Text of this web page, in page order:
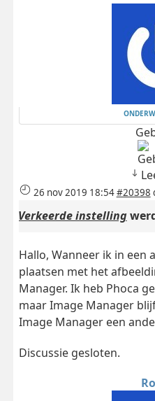
26 nov 2019 18:54#20398
Verkeerde instelling
Hallo, Wanneer ik in een
plaatsen met het
Manager. Ik heb Phoca
maar Image Manager
Image Manager een
Discussie gesloten.